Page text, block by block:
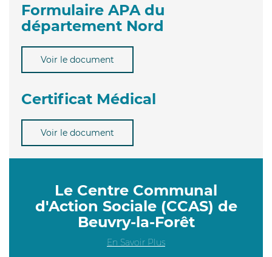
Formulaire APA du
département Nord
Voir le document
Certificat Médical
Voir le document
Le Centre Communal
d'Action Sociale (CCAS) de
Beuvry-la-Forêt
En Savoir Plus